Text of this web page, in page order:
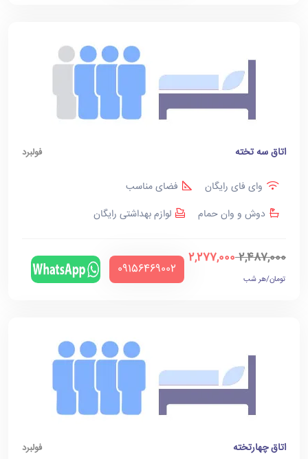
اتاق سه تخته فولبرد
وای فای رایگان
فضای مناسب
دوش و وان حمام
لوازم بهداشتی رایگان
2,487,000
2,277,000
تومان/هر شب
‪09156469002‬
اتاق چهارتخته فولبرد